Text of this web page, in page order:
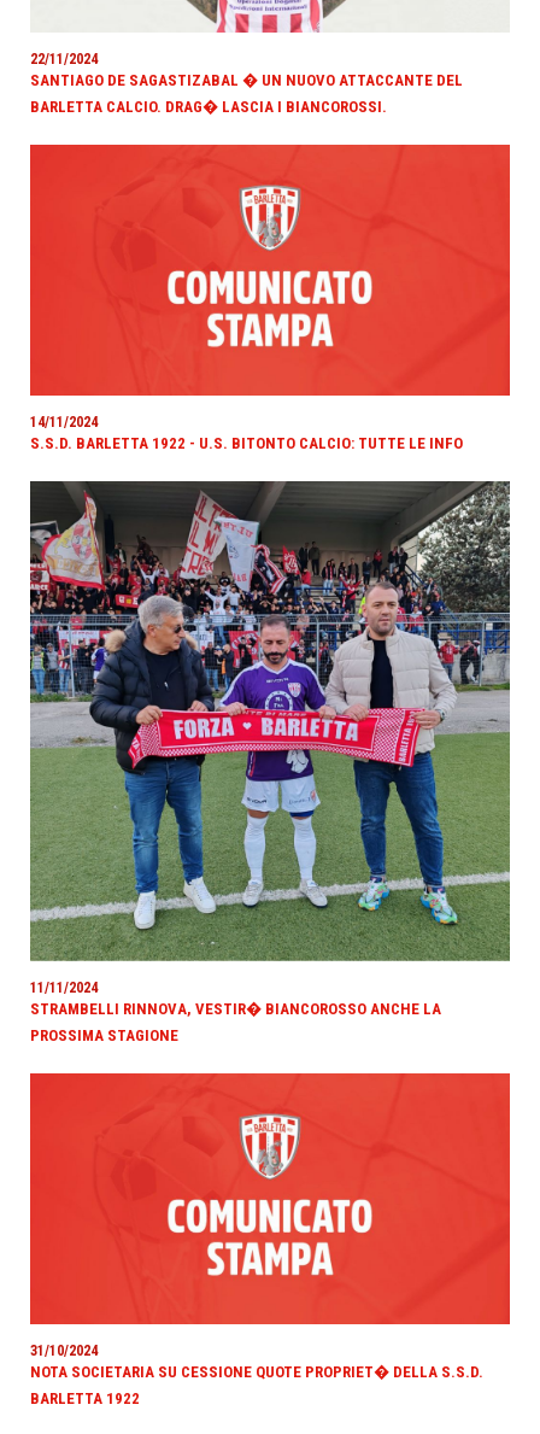
22/11/2024
SANTIAGO DE SAGASTIZABAL � UN NUOVO ATTACCANTE DEL
BARLETTA CALCIO. DRAG� LASCIA I BIANCOROSSI.
14/11/2024
S.S.D. BARLETTA 1922 - U.S. BITONTO CALCIO: TUTTE LE INFO
11/11/2024
STRAMBELLI RINNOVA, VESTIR� BIANCOROSSO ANCHE LA
PROSSIMA STAGIONE
31/10/2024
NOTA SOCIETARIA SU CESSIONE QUOTE PROPRIET� DELLA S.S.D.
BARLETTA 1922